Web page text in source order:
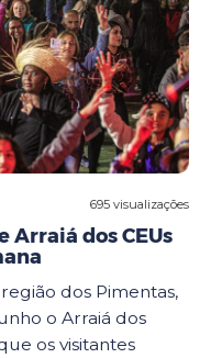
695 visualizações
Arraiá dos CEUs
dos Pimentas,
o Arraiá dos
os visitantes